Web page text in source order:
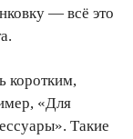
— всё это
коротким,
«Для
Такие